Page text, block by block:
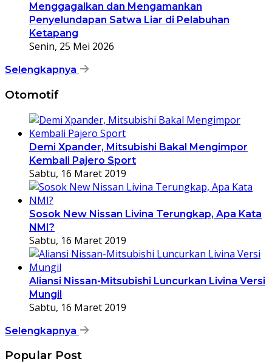
Menggagalkan dan Mengamankan
Penyelundapan Satwa Liar di Pelabuhan
Ketapang
Senin, 25 Mei 2026
Selengkapnya
Otomotif
Demi Xpander, Mitsubishi Bakal Mengimpor
Kembali Pajero Sport
Sabtu, 16 Maret 2019
Sosok New Nissan Livina Terungkap, Apa Kata
NMI?
Sabtu, 16 Maret 2019
Aliansi Nissan-Mitsubishi Luncurkan Livina Versi
Mungil
Sabtu, 16 Maret 2019
Selengkapnya
Popular Post